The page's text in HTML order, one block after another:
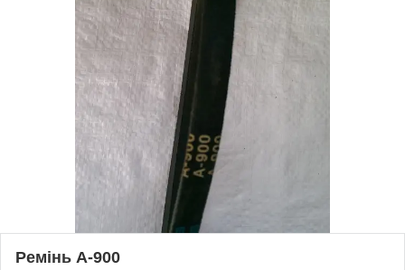
Ремінь А-900